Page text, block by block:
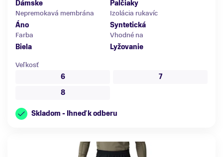
Dámske
Palčiaky
Nepremokavá membrána
Áno
Izolácia rukavíc
Syntetická
Farba
Biela
Vhodné na
Lyžovanie
Veľkosť
6
7
8
Skladom - Ihneď k odberu